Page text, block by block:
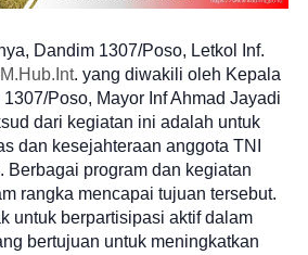
Dandim 1307/Poso, Letkol Inf.
M.Hub.Int. yang diwakili oleh Kepala
Poso, Mayor Inf Ahmad Jayadi
dari kegiatan ini adalah untuk
dan kesejahteraan anggota TNI
Berbagai program dan kegiatan
rangka mencapai tujuan tersebut.
untuk berpartisipasi aktif dalam
bertujuan untuk meningkatkan